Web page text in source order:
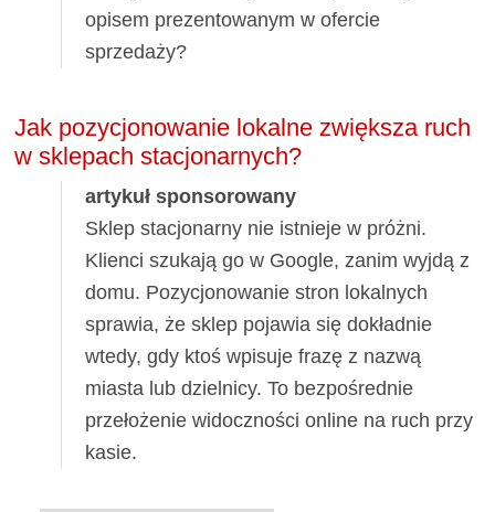
opisem prezentowanym w ofercie
sprzedaży?
Jak pozycjonowanie lokalne zwiększa ruch
w sklepach stacjonarnych?
artykuł sponsorowany
Sklep stacjonarny nie istnieje w próżni.
Klienci szukają go w Google, zanim wyjdą z
domu. Pozycjonowanie stron lokalnych
sprawia, że sklep pojawia się dokładnie
wtedy, gdy ktoś wpisuje frazę z nazwą
miasta lub dzielnicy. To bezpośrednie
przełożenie widoczności online na ruch przy
kasie.